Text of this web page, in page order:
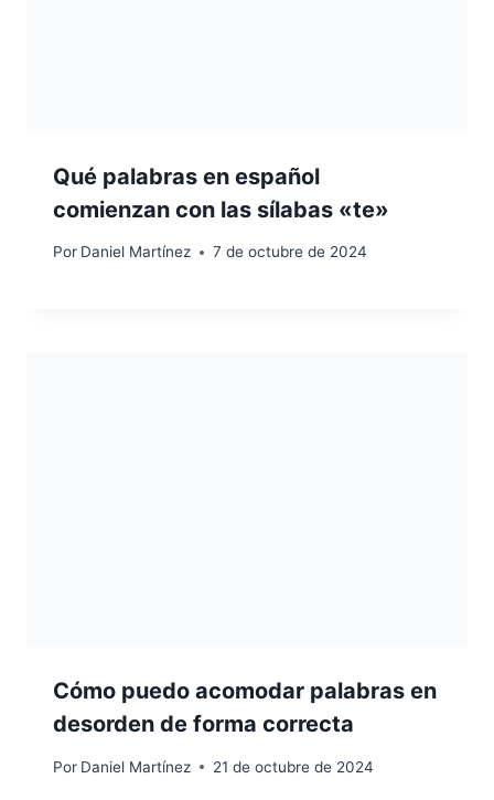
Qué palabras en español
comienzan con las sílabas «te»
Por Daniel Martínez 7 de octubre de 2024
Cómo puedo acomodar palabras en
desorden de forma correcta
Por Daniel Martínez 21 de octubre de 2024